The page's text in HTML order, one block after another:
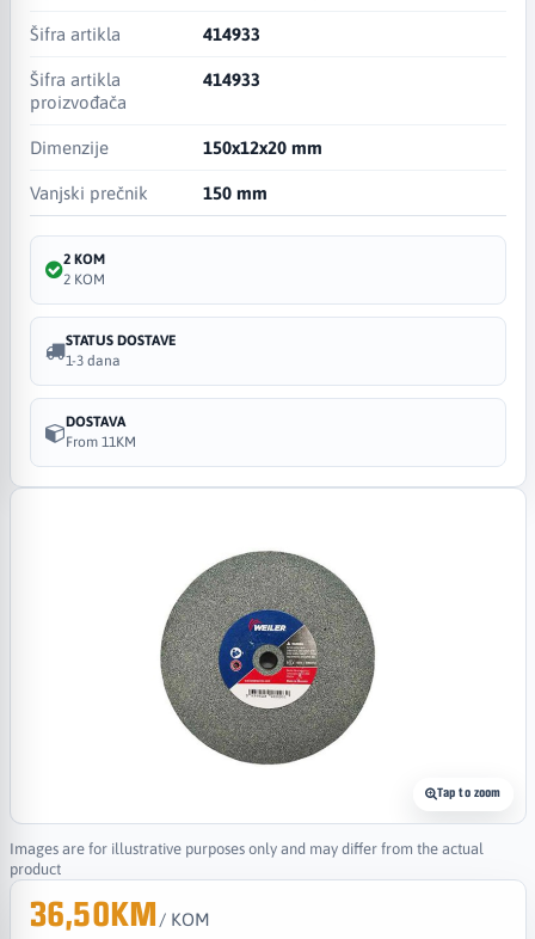
Tap to zoom
Images are for illustrative purposes only and may differ from the actual
product
Šifra artikla 414933
Šifra artikla
proizvođača
414933
Dimenzije 150x12x20 mm
Vanjski prečnik 150 mm
2 KOM
2 KOM
STATUS DOSTAVE
1-3 dana
DOSTAVA
From 11KM
36,50KM / KOM